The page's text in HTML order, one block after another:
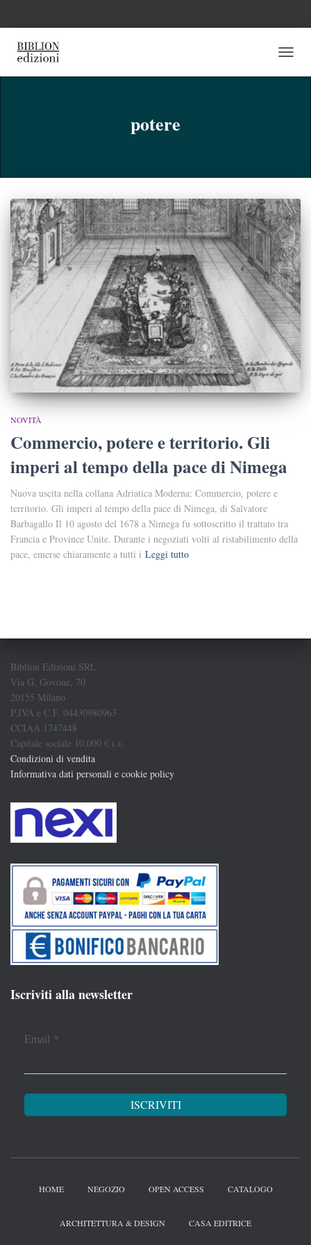
potere
NOVITÀ
Commercio, potere e territorio. Gli
imperi al tempo della pace di Nimega
Nuova uscita nella collana Adriatica Moderna: Commercio, potere e
territorio. Gli imperi al tempo della pace di Nimega, di Salvatore
Barbagallo Il 10 agosto del 1678 a Nimega fu sottoscritto il trattato tra
Francia e Province Unite. Durante i negoziati volti al ristabilimento della
pace, emerse chiaramente a tutti i Leggi tutto
Biblion Edizioni SRL
Via G. Govone, 70
20155 Milano
P.IVA e C.F. 04430980963
CCIAA 1747448
Capitale sociale 10.000 € i.v.
Condizioni di vendita
Informativa dati personali e cookie policy
Iscriviti alla newsletter
Email *
HOME NEGOZIO OPEN ACCESS CATALOGO
ARCHITETTURA & DESIGN CASA EDITRICE